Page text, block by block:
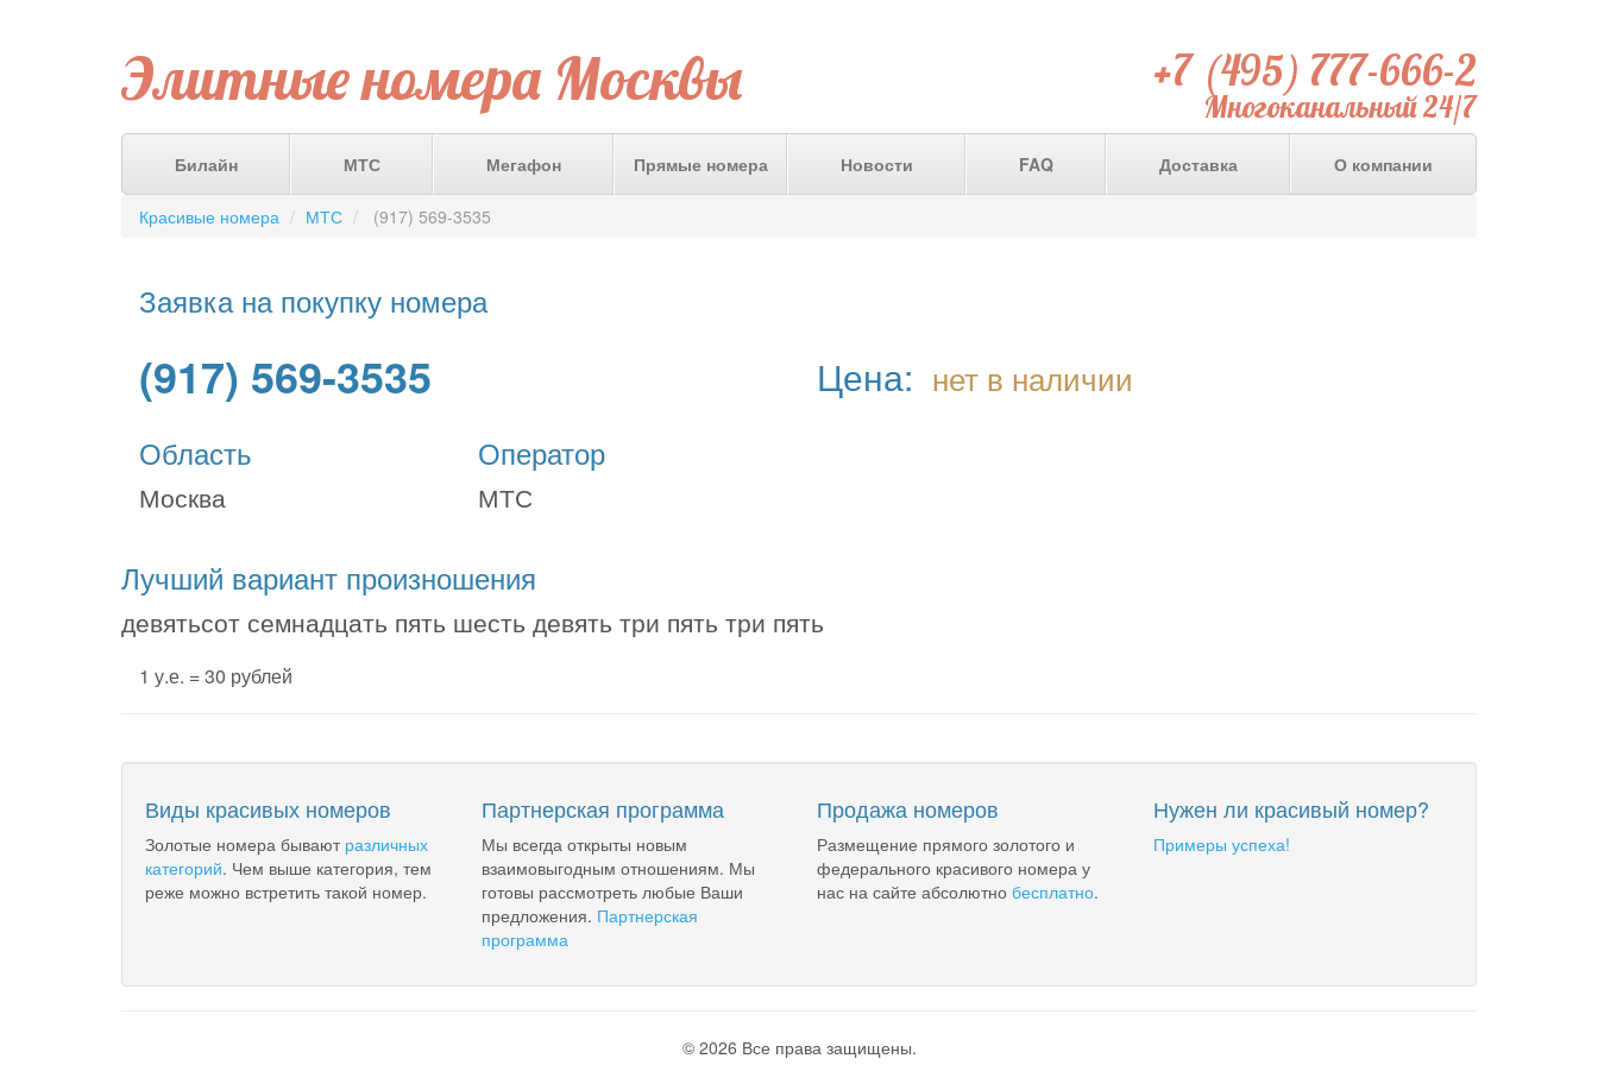
Элитные номера Москвы +7 (495) 777-666-2
Многоканальный 24/7
Билайн МТС Мегафон Прямые номера Новости FAQ Доставка О компании
Красивые номера МТС (917) 569-3535
Заявка на покупку номера
(917) 569-3535 Цена: нет в наличии
Область
Москва
Оператор
МТС
Лучший вариант произношения
девятьсот семнадцать пять шесть девять три пять три пять
1 у.е. = 30 рублей
Виды красивых номеров
Золотые номера бывают различных
категорий. Чем выше категория, тем
реже можно встретить такой номер.
Партнерская программа
Мы всегда открыты новым
взаимовыгодным отношениям. Мы
готовы рассмотреть любые Ваши
предложения. Партнерская
программа
Продажа номеров
Размещение прямого золотого и
федерального красивого номера у
нас на сайте абсолютно бесплатно.
Нужен ли красивый номер?
Примеры успеха!
© 2026 Все права защищены.